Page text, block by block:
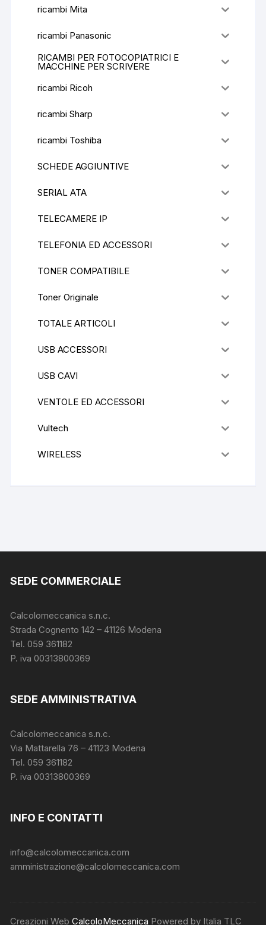
ricambi Mita
ricambi Panasonic
RICAMBI PER FOTOCOPIATRICI E
MACCHINE PER SCRIVERE
ricambi Ricoh
ricambi Sharp
ricambi Toshiba
SCHEDE AGGIUNTIVE
SERIAL ATA
TELECAMERE IP
TELEFONIA ED ACCESSORI
TONER COMPATIBILE
Toner Originale
TOTALE ARTICOLI
USB ACCESSORI
USB CAVI
VENTOLE ED ACCESSORI
Vultech
WIRELESS
SEDE COMMERCIALE
Calcolomeccanica s.n.c.
Strada Cognento 142 – 41126 Modena
Tel. 059 361182
P. iva 00313800369
SEDE AMMINISTRATIVA
Calcolomeccanica s.n.c.
Via Mattarella 76 – 41123 Modena
Tel. 059 361182
P. iva 00313800369
INFO E CONTATTI
info@calcolomeccanica.com
amministrazione@calcolomeccanica.com
Creazioni WebCalcoloMeccanica Powered by Italia TLC